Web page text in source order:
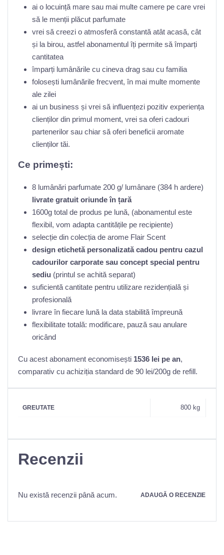
ai o locuință mare sau mai multe camere pe care vrei
să le menții plăcut parfumate
vrei să creezi o atmosferă constantă atât acasă, cât
și la birou, astfel abonamentul îți permite să împarți
cantitatea
împarți lumânările cu cineva drag sau cu familia
folosești lumânările frecvent, în mai multe momente
ale zilei
ai un business și vrei să influențezi pozitiv experiența
clienților din primul moment, vrei sa oferi cadouri
partenerilor sau chiar să oferi beneficii aromate
clienților tăi.
Ce primești:
8 lumânări parfumate 200 g/ lumânare (384 h ardere)
livrate gratuit oriunde în țară
1600g total de produs pe lună, (abonamentul este
flexibil, vom adapta cantitățile pe recipiente)
selecție din colecția de arome Flair Scent
design etichetă personalizată cadou pentru cazul
cadourilor carporate sau concept special pentru
sediu (printul se achită separat)
suficientă cantitate pentru utilizare rezidențială și
profesională
livrare în fiecare lună la data stabilită împreună
flexibilitate totală: modificare, pauză sau anulare
oricând
Cu acest abonament economisești 1536 lei pe an,
comparativ cu achiziția standard de 90 lei/200g de refill.
GREUTATE 800 kg
Recenzii
Nu există recenzii până acum. ADAUGĂ O RECENZIE